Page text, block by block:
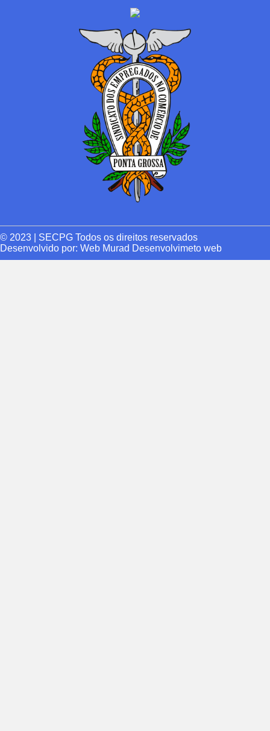
© 2023 | SECPG Todos os direitos reservados
Desenvolvido por: Web Murad Desenvolvimeto web